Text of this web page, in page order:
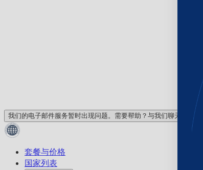
我们的电子邮件服务暂时出现问题。需要帮助？与我们聊天！
套餐与价格
国家列表